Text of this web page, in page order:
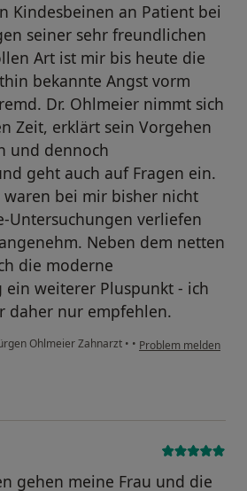
Kindesbeinen an Patient bei
seiner sehr freundlichen
Art ist mir bis heute die
bekannte Angst vorm
Dr. Ohlmeier nimmt sich
Zeit, erklärt sein Vorgehen
und dennoch
geht auch auf Fragen ein.
bei mir bisher nicht
Untersuchungen verliefen
Neben dem netten
die moderne
ein weiterer Pluspunkt - ich
daher nur empfehlen.
Ohlmeier Zahnarzt • • Problem melden
gehen meine Frau und die